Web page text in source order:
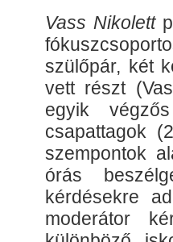
Vass Nikolett
szülőpár, két
vett részt
egyik
csapattagok
szempontok
órás
kérdésekre
moderátor